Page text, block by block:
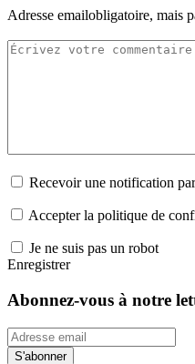
Adresse emailobligatoire, mais
Recevoir une notification
Accepter la politique de
Je ne suis pas un robot
Enregistrer
Abonnez-vous à notre
S'abonner